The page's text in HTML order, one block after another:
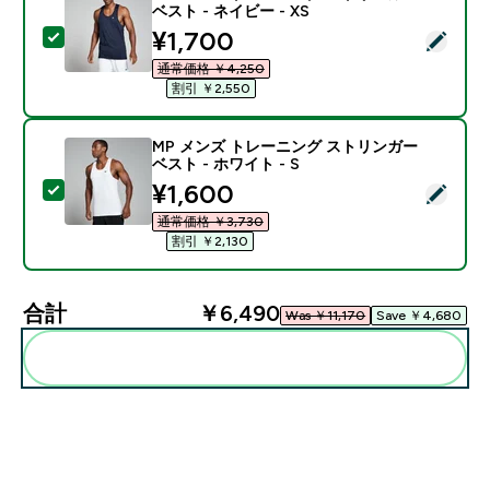
この商品を選択 - MP メンズ トレーニング ストリン
ベスト - ネイビー - XS
discounted price
¥1,700‎
通常価格 ￥4,250‎
割引 ￥2,550‎
この商品を選択 - MP メンズ トレーニング ストリン
MP メンズ トレーニング ストリンガー
ベスト - ホワイト - S
discounted price
¥1,600‎
通常価格 ￥3,730‎
割引 ￥2,130‎
合計 ￥6,490‎ Was ￥11,170‎ Save ￥4,680‎